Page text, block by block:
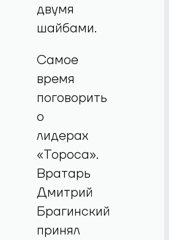
двумя
шайбами.
Самое
время
поговорить
о
лидерах
«Тороса».
Вратарь
Дмитрий
Брагинский
принял